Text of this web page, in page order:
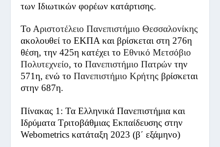
των Ιδιωτικών φορέων κατάρτισης.
Το Αριστοτέλειο Πανεπιστήμιο Θεσσαλονίκης
ακολουθεί το ΕΚΠΑ και βρίσκεται στη 276η
θέση, την 425η κατέχει τοΕθνικό Μετσόβιο
Πολυτεχνείο, τοΠανεπιστήμιο Πατρών την
571η, ενώ τοΠανεπιστήμιο Κρήτης βρίσκεται
στην 687η.
Πίνακας 1: Τα Ελληνικά Πανεπιστήμια και
Ιδρύματα Τριτοβάθμιας Εκπαίδευσης στην
Webometrics κατάταξη 2023 (β΄ εξάμηνο)